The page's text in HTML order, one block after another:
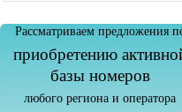
Рассматриваем предложения
приобретению
базы номеров
любого региона и оператора